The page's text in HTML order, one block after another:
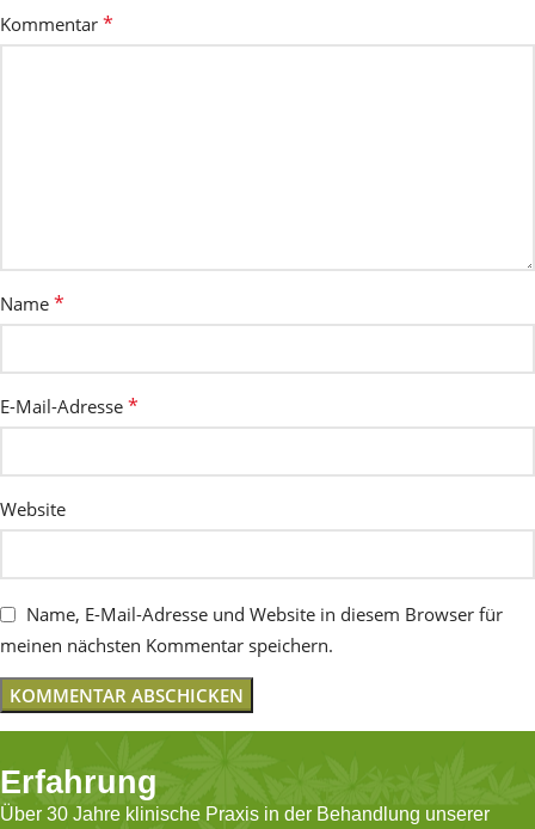
Kommentar *
Name *
E-Mail-Adresse *
Website
Name, E-Mail-Adresse und Website in diesem Browser für
meinen nächsten Kommentar speichern.
Erfahrung
Über 30 Jahre klinische Praxis in der Behandlung unserer